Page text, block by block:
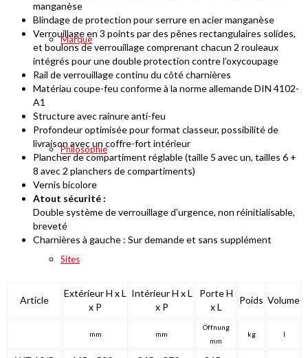
Marque
Philosophie
Sites
manganèse
Blindage de protection pour serrure en acier manganèse
Verrouillage en 3 points par des pênes rectangulaires solides,
et boulons de verrouillage comprenant chacun 2 rouleaux
intégrés pour une double protection contre l’oxycoupage
Rail de verrouillage continu du côté charnières
Matériau coupe-feu conforme à la norme allemande DIN 4102-
A1
Structure avec rainure anti-feu
Profondeur optimisée pour format classeur, possibilité de
livraison avec un coffre-fort intérieur
Plancher de compartiment réglable (taille 5 avec un, tailles 6 +
8 avec 2 planchers de compartiments)
Vernis bicolore
Atout sécurité :
Double système de verrouillage d’urgence, non réinitialisable,
breveté
Charnières à gauche : Sur demande et sans supplément
Article
Extérieur H x L
x P
Intérieur H x L
x P
Porte H
x L
Poids Volume
mm mm
Öffnung
mm
kg l